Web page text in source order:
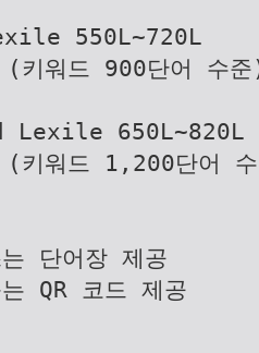
550L~720L
키워드 900단어 수
Lexile 650L~820L
키워드 1,200단어
단어장 제공
QR 코드 제공